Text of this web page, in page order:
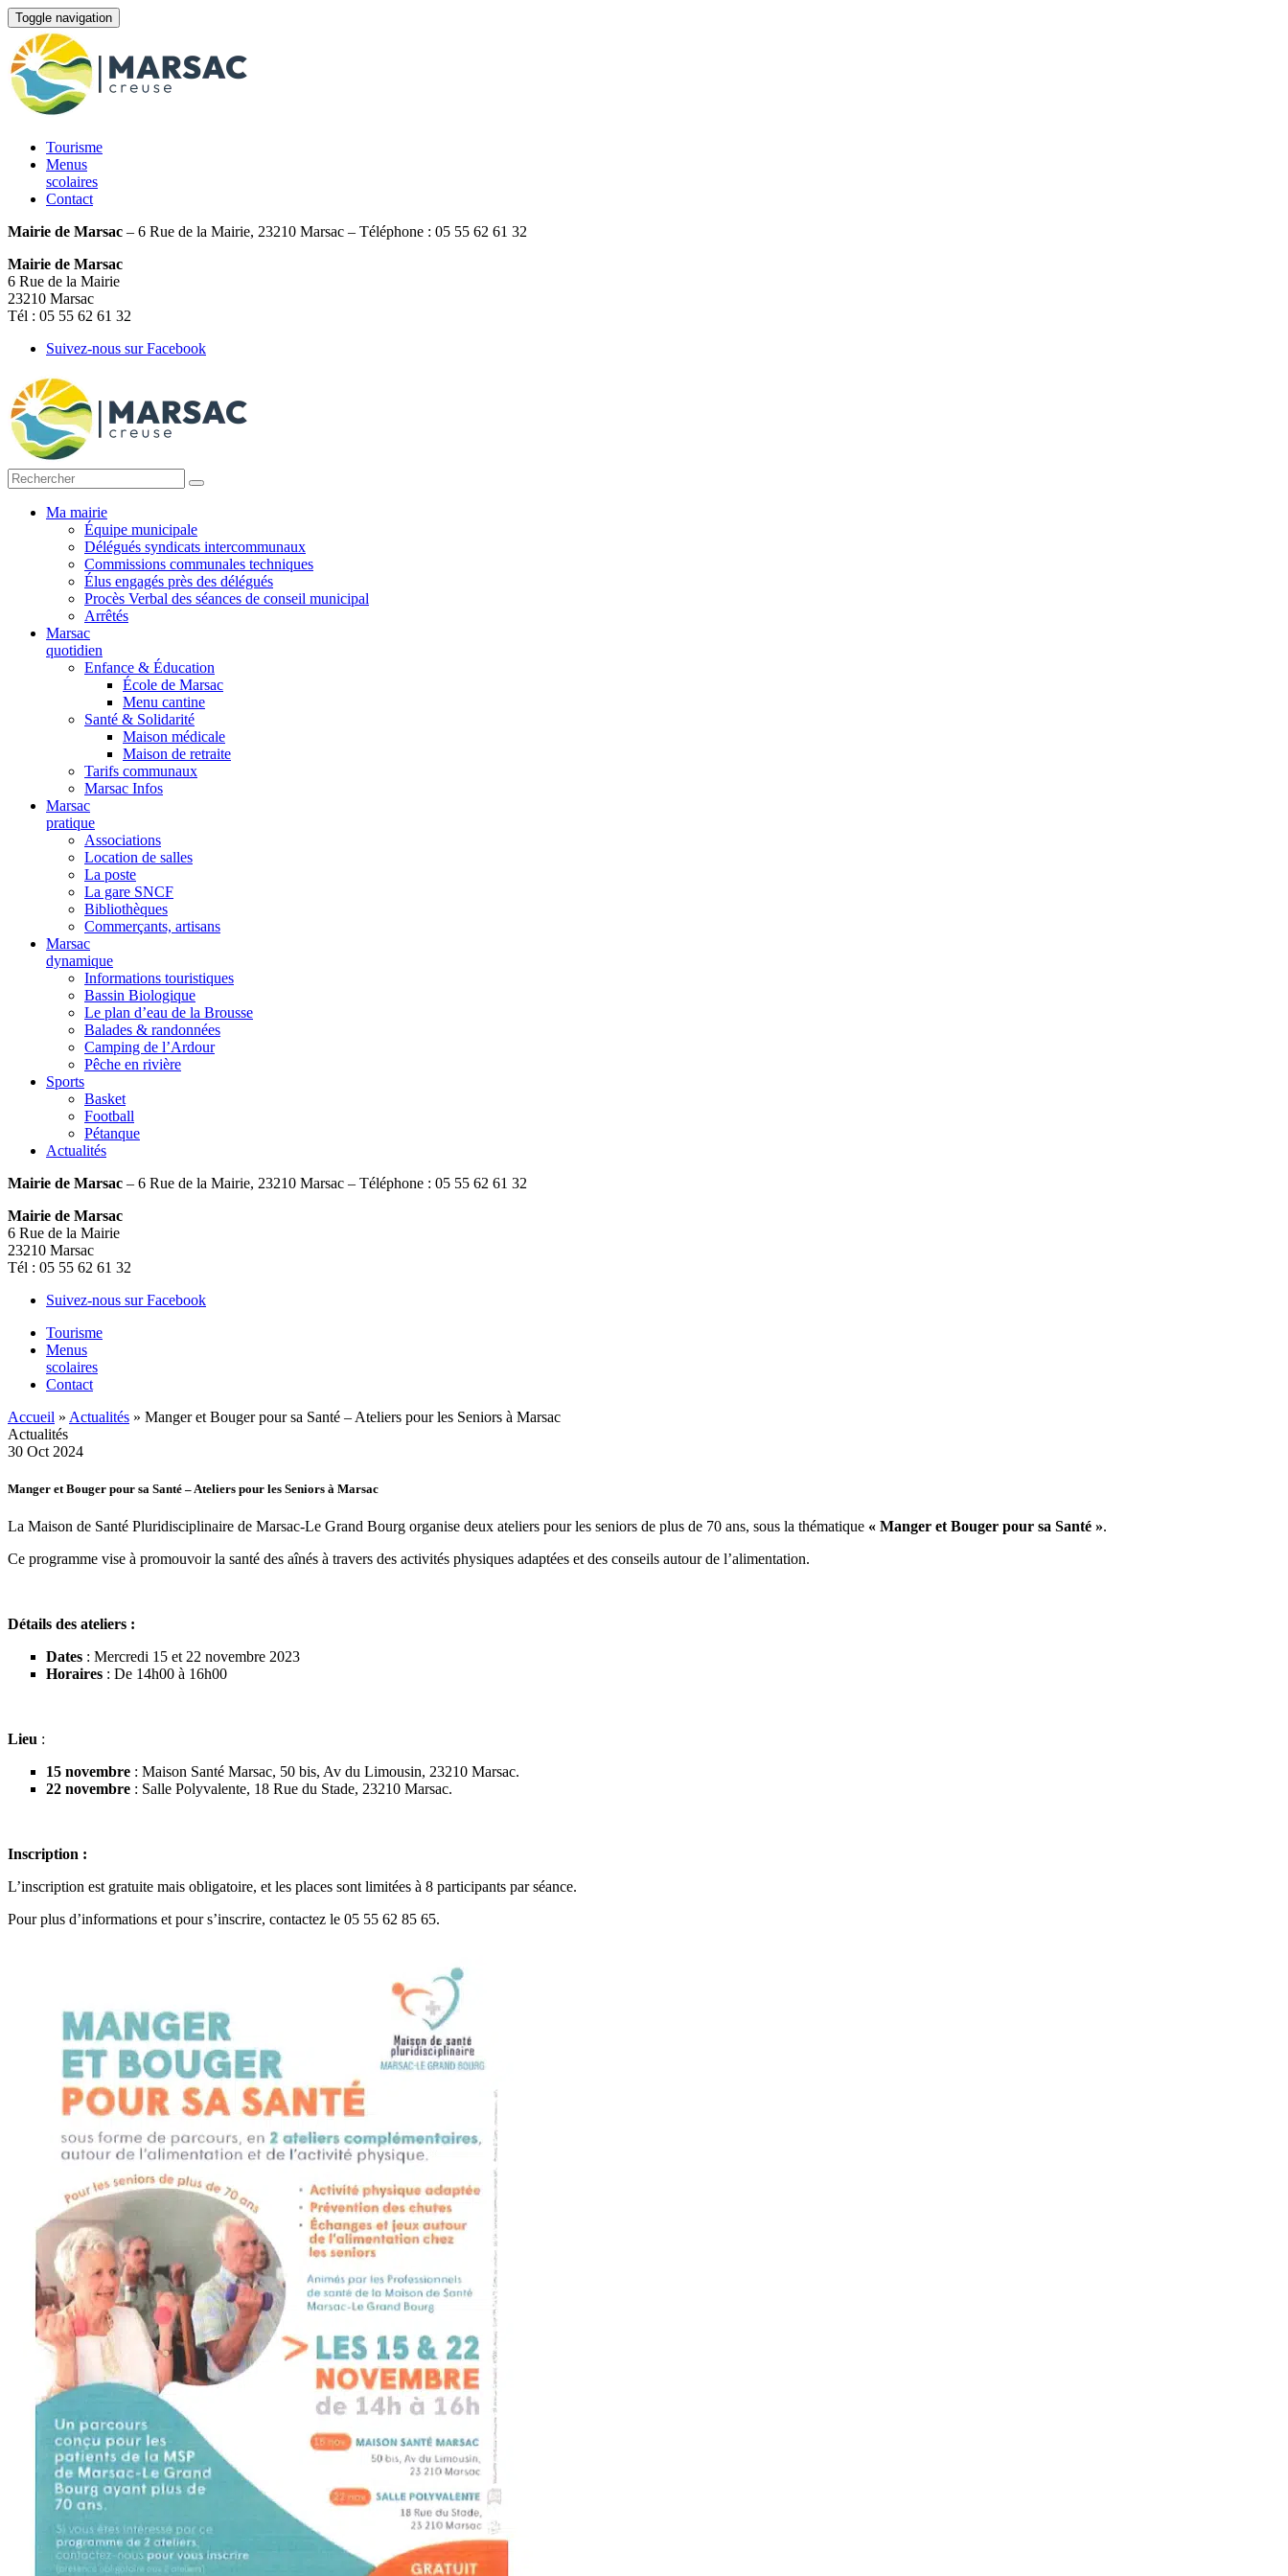
Toggle navigation
Tourisme
Menus
scolaires
Contact
Mairie de Marsac – 6 Rue de la Mairie, 23210 Marsac – Téléphone : 05 55 62 61 32
Mairie de Marsac
6 Rue de la Mairie
23210 Marsac
Tél : 05 55 62 61 32
Suivez-nous sur Facebook
Ma mairie
Équipe municipale
Délégués syndicats intercommunaux
Commissions communales techniques
Élus engagés près des délégués
Procès Verbal des séances de conseil municipal
Arrêtés
Marsac
quotidien
Enfance & Éducation
École de Marsac
Menu cantine
Santé & Solidarité
Maison médicale
Maison de retraite
Tarifs communaux
Marsac Infos
Marsac
pratique
Associations
Location de salles
La poste
La gare SNCF
Bibliothèques
Commerçants, artisans
Marsac
dynamique
Informations touristiques
Bassin Biologique
Le plan d’eau de la Brousse
Balades & randonnées
Camping de l’Ardour
Pêche en rivière
Sports
Basket
Football
Pétanque
Actualités
Mairie de Marsac – 6 Rue de la Mairie, 23210 Marsac – Téléphone : 05 55 62 61 32
Mairie de Marsac
6 Rue de la Mairie
23210 Marsac
Tél : 05 55 62 61 32
Suivez-nous sur Facebook
Tourisme
Menus
scolaires
Contact
Accueil » Actualités » Manger et Bouger pour sa Santé – Ateliers pour les Seniors à Marsac
Actualités
30 Oct 2024
Manger et Bouger pour sa Santé – Ateliers pour les Seniors à Marsac
La Maison de Santé Pluridisciplinaire de Marsac-Le Grand Bourg organise deux ateliers pour les seniors de plus de 70 ans, sous la thématique « Manger et Bouger pour sa Santé ».
Ce programme vise à promouvoir la santé des aînés à travers des activités physiques adaptées et des conseils autour de l’alimentation.
Détails des ateliers :
Dates : Mercredi 15 et 22 novembre 2023
Horaires : De 14h00 à 16h00
Lieu :
15 novembre : Maison Santé Marsac, 50 bis, Av du Limousin, 23210 Marsac.
22 novembre : Salle Polyvalente, 18 Rue du Stade, 23210 Marsac.
Inscription :
L’inscription est gratuite mais obligatoire, et les places sont limitées à 8 participants par séance.
Pour plus d’informations et pour s’inscrire, contactez le 05 55 62 85 65.